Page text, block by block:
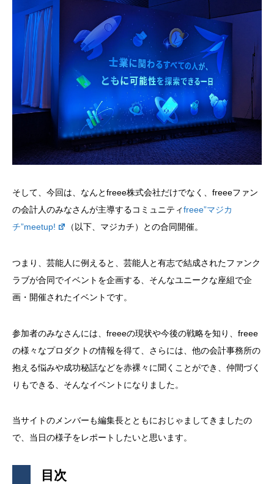
そして、今回は、なんとfreee株式会社だけでなく、freeeファン
の会計人のみなさんが主導するコミュニティfreee”マジカ
チ”meetup!
（以下、マジカチ）との合同開催。
つまり、芸能人に例えると、芸能人と有志で結成されたファンク
ラブが合同でイベントを企画する、そんなユニークな座組で企
画・開催されたイベントです。
参加者のみなさんには、freeeの現状や今後の戦略を知り、freee
の様々なプロダクトの情報を得て、さらには、他の会計事務所の
抱える悩みや成功秘話などを赤裸々に聞くことができ、仲間づく
りもできる、そんなイベントになりました。
当サイトのメンバーも編集長とともにおじゃましてきましたの
で、当日の様子をレポートしたいと思います。
目次